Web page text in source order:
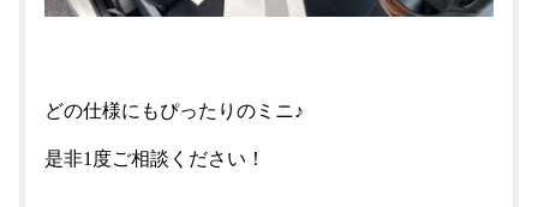
どの仕様にもぴったりのミニ♪
是非1度ご相談ください！